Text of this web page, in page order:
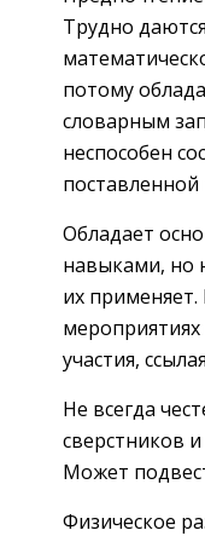
Трудно
потому
словарным
неспособен
Обладает
навыками, но
их
участия,
Не всегда
сверстников
Может
Физическое